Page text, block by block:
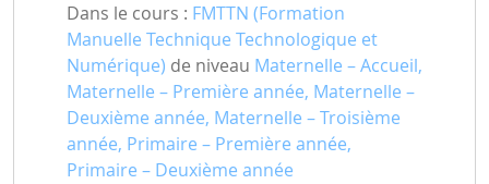
Dans le cours : FMTTN (Formation
Manuelle Technique Technologique et
Numérique) de niveau Maternelle – Accueil,
Maternelle – Première année, Maternelle –
Deuxième année, Maternelle – Troisième
année, Primaire – Première année,
Primaire – Deuxième année